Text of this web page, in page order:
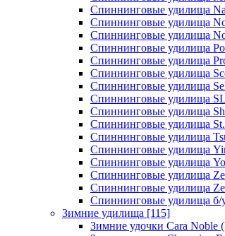
Спиннинговые удилища
Спиннинговые удилища
Спиннинговые удилища
Спиннинговые удилища
Спиннинговые удилища
Спиннинговые удилища
Спиннинговые удилища
Спиннинговые удилища
Спиннинговые удилища
Спиннинговые удилища
Спиннинговые удилища
Спиннинговые удилища
Спиннинговые удилища
Спиннинговые удилища
Спиннинговые удилища
Спиннинговые удилища б/
Зимние удилища [115]
Зимние удочки Cara Noble